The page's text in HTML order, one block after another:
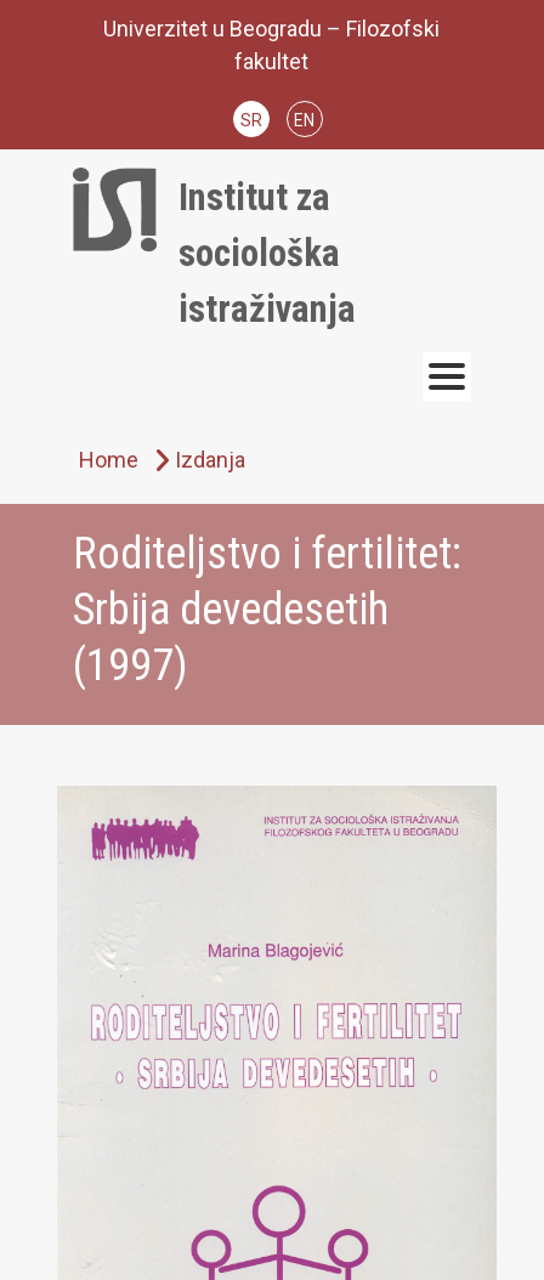
Univerzitet u Beogradu – Filozofski
fakultet
SR EN
Institut za
sociološka
istraživanja
Home Izdanja
Roditeljstvo i fertilitet:
Srbija devedesetih
(1997)